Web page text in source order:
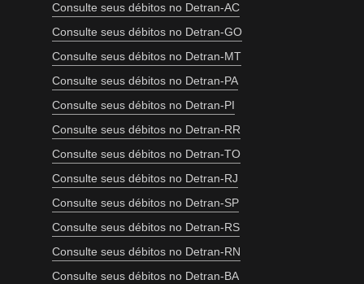
Consulte seus débitos no Detran-AC
Consulte seus débitos no Detran-GO
Consulte seus débitos no Detran-MT
Consulte seus débitos no Detran-PA
Consulte seus débitos no Detran-PI
Consulte seus débitos no Detran-RR
Consulte seus débitos no Detran-TO
Consulte seus débitos no Detran-RJ
Consulte seus débitos no Detran-SP
Consulte seus débitos no Detran-RS
Consulte seus débitos no Detran-RN
Consulte seus débitos no Detran-BA